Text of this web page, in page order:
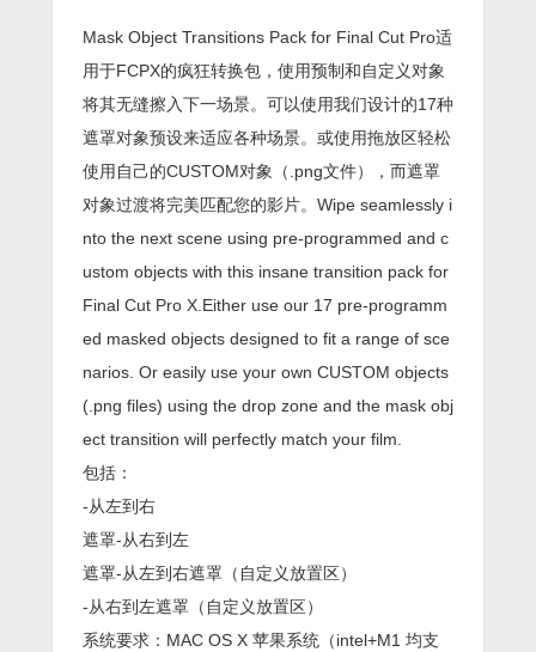
Mask Object Transitions Pack for Final Cut Pro适
用于FCPX的疯狂转换包，使用预制和自定义对象
将其无缝擦入下一场景。可以使用我们设计的17种
遮罩对象预设来适应各种场景。或使用拖放区轻松
使用自己的CUSTOM对象（.png文件），而遮罩
对象过渡将完美匹配您的影片。Wipe seamlessly i
nto the next scene using pre-programmed and c
ustom objects with this insane transition pack for
Final Cut Pro X.Either use our 17 pre-programm
ed masked objects designed to fit a range of sce
narios. Or easily use your own CUSTOM objects
(.png files) using the drop zone and the mask obj
ect transition will perfectly match your film.
包括：
-从左到右
遮罩-从右到左
遮罩-从左到右遮罩（自定义放置区）
-从右到左遮罩（自定义放置区）
系统要求：MAC OS X 苹果系统（intel+M1 均支